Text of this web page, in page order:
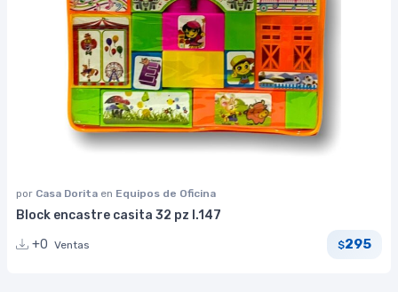
por Casa Dorita en Equipos de Oficina
Block encastre casita 32 pz I.147
+0 Ventas $295